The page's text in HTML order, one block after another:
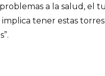
a la salud, el
tener estas